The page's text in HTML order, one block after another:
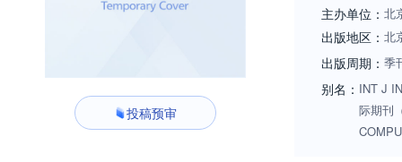
投稿预审
and Cybernetics
can be adopted
Algorithms,
Intelligent
主办单位： 北
出版地区： 北
出版周期： 季
别名： INT J
际期刊